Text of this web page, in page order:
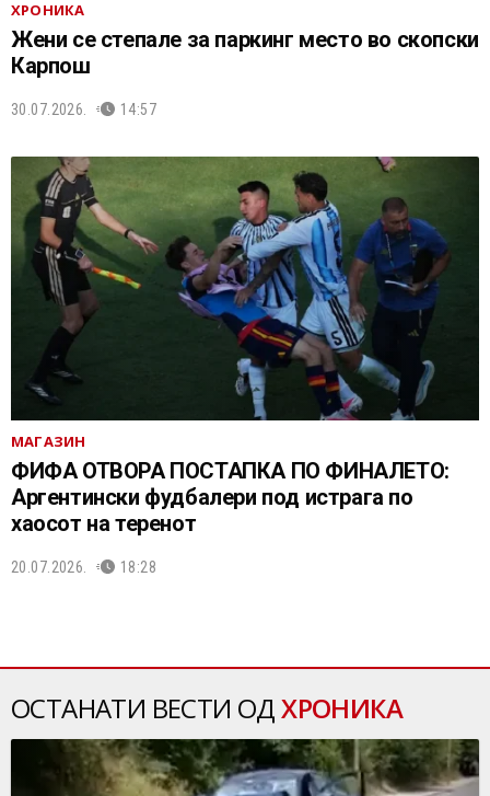
ХРОНИКА
Жени се степале за паркинг место во скопски
Карпош
30.07.2026. 14:57
МАГАЗИН
ФИФА ОТВОРА ПОСТАПКА ПО ФИНАЛЕТО:
Аргентински фудбалери под истрага по
хаосот на теренот
20.07.2026. 18:28
ОСТАНАТИ ВЕСТИ ОДХРОНИКА